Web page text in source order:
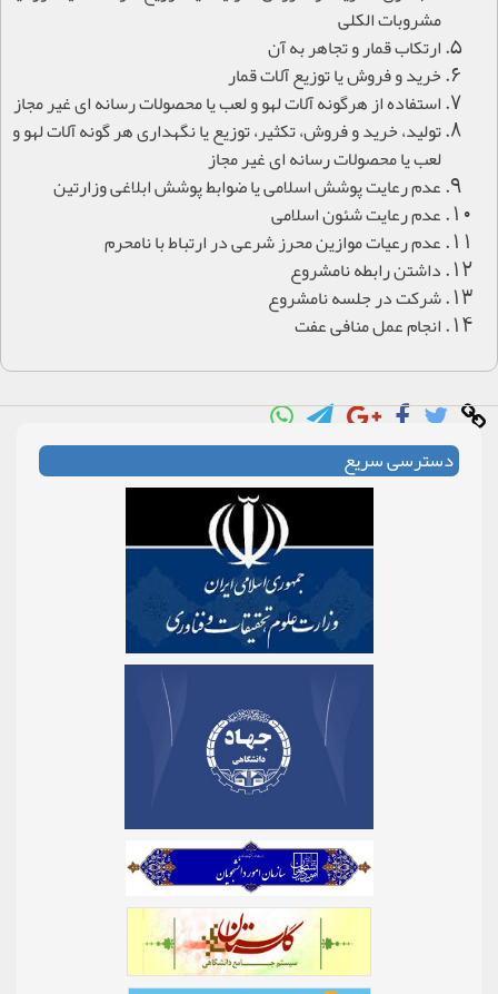
مشروبات الکلی
ارتکاب قمار و تجاهر به آن
خرید و فروش یا توزیع آلات قمار
استفاده از هرگونه آلات لهو و لعب یا محصولات رسانه ای غیر مجاز
تولید، خرید و فروش، تکثیر، توزیع یا نگهداری هر گونه آلات لهو و
لعب یا محصولات رسانه ای غیر مجاز
عدم رعایت پوشش اسلامی یا ضوابط پوشش ابلاغی وزارتین
عدم رعایت شئون اسلامی
عدم رعیات موازین محرز شرعی در ارتباط با نامحرم
داشتن رابطه نامشروع
شرکت در جلسه نامشروع
انجام عمل منافی عفت
دسترسی سریع